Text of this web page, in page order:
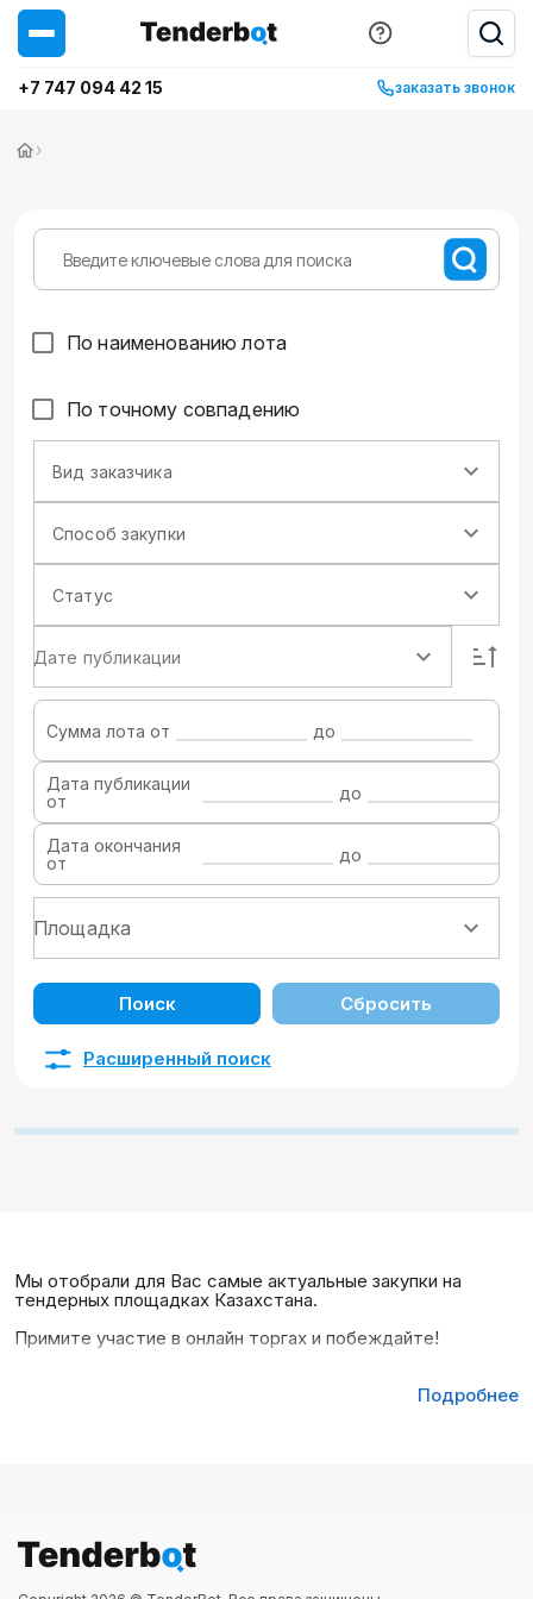
+7 747 094 42 15 заказать звонок
›
По наименованию лота
По точному совпадению
Вид заказчика
Способ закупки
Статус
Дате публикации
Сумма лота от до
Дата публикации
от
до
Дата окончания
от
до
Поиск Сбросить
Расширенный поиск
Мы отобрали для Вас самые актуальные закупки на
тендерных площадках Казахстана.
Примите участие в онлайн торгах и побеждайте!
Подробнее